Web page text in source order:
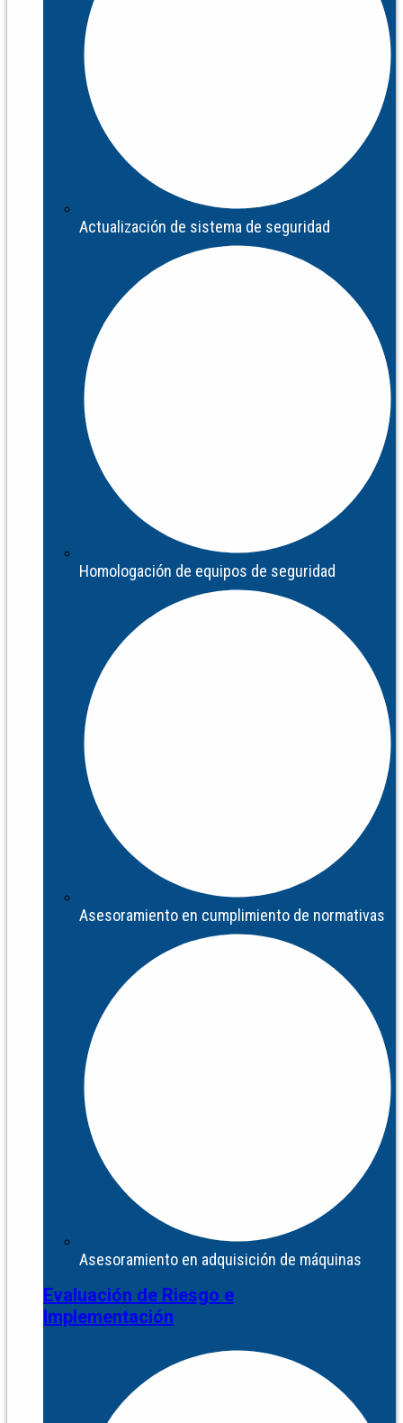
Actualización de sistema de seguridad
Homologación de equipos de seguridad
Asesoramiento en cumplimiento de normativas
Asesoramiento en adquisición de máquinas
Evaluación de Riesgo e
Implementación